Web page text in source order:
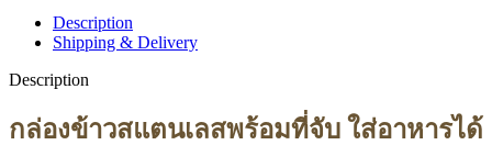
Description
Shipping & Delivery
Description
กล่องข้าวสแตนเลสพร้อมที่จับ ใส่อาหารได้